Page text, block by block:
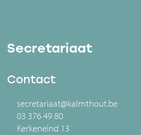
Secretariaat
Contact
secretariaat@kalmthout.be
03 376 49 80
Kerkeneind 13